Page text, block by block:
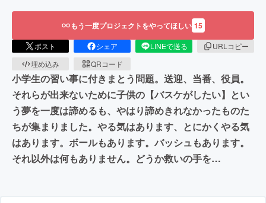
もう一度プロジェクトをやってほしい 15
ポスト シェア LINEで送る
URLコピー
埋め込み
QRコード
小学生の習い事に付きまとう問題。送迎、当番、役員。
それらが出来ないために子供の【バスケがしたい】とい
う夢を一度は諦めるも、やはり諦めきれなかったものた
ちが集まりました。やる気はあります、とにかくやる気
はあります。ボールもあります。バッシュもあります。
それ以外は何もありません。どうか救いの手を…